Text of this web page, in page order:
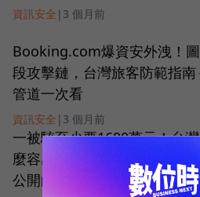
資訊安全 | 3 個月前
Booking.com爆資安外洩！
段攻擊鏈，台灣旅客防範指南
管道一次看
資訊安全 | 3 個月前
一被駭至少要1600萬元！台
麼容易變肥羊？談判專家揭
公開的勒索實錄